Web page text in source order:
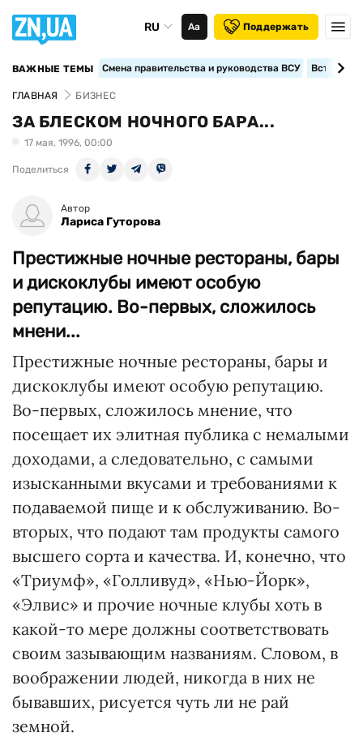
RU Аа Поддержать
ВАЖНЫЕ ТЕМЫ Смена правительства и руководства ВСУ
ГЛАВНАЯ БИЗНЕС
ЗА БЛЕСКОМ НОЧНОГО БАРА...
17 мая, 1996, 00:00
Поделиться
Автор
Лариса Гуторова
Престижные ночные рестораны, бары
и дискоклубы имеют особую
репутацию. Во-первых, сложилось
мнени...
Престижные ночные рестораны, бары и
дискоклубы имеют особую репутацию.
Во-первых, сложилось мнение, что
посещает их элитная публика с немалыми
доходами, а следовательно, с самыми
изысканными вкусами и требованиями к
подаваемой пище и к обслуживанию. Во-
вторых, что подают там продукты самого
высшего сорта и качества. И, конечно, что
«Триумф», «Голливуд», «Нью-Йорк»,
«Элвис» и прочие ночные клубы хоть в
какой-то мере должны соответствовать
своим зазывающим названиям. Словом, в
воображении людей, никогда в них не
бывавших, рисуется чуть ли не рай
земной.